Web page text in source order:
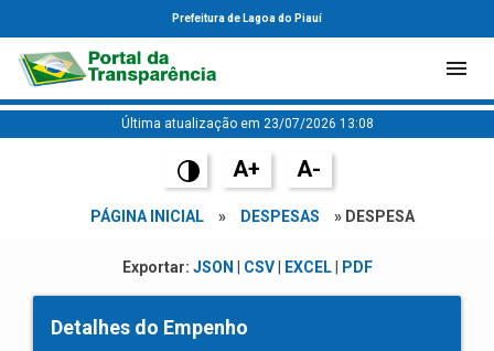
Prefeitura de Lagoa do Piauí
Última atualização em 23/07/2026 13:08
A+ A-
PÁGINA INICIAL » DESPESAS » DESPESA
Exportar: JSON CSV| EXCEL| PDF
Detalhes do Empenho